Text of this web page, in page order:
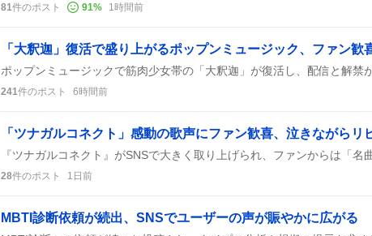
81件のポスト 91% 1時間前
「大釈迦」復活で盛り上がるポップンミュージック、ファン歓
241件のポスト 6時間前
「ツナガルコネクト」感動の歌声にファン歓喜、泣きながらリ
28件のポスト 1日前
MBTI診断依頼が続出、SNSでユーザーの声が賑やかに広がる